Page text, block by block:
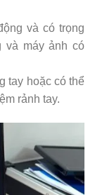
và có trọng
và máy ảnh có
tay hoặc có thể
rảnh tay.